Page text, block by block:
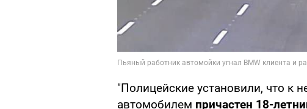
"Полицейские установили, что к
автомобилем причастен 18-